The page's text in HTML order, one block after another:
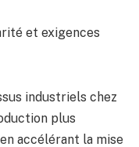
et exigences
industriels chez
plus
accélérant la mise